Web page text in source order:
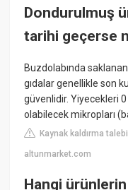
Dondurulmuş
tarihi geçerse
Buzdolabında
gıdalar genellikle son
güvenlidir. Yiyecekleri
olabilecek mikropları
Kaynak kaldırma talebi
altunmarket.com
Hangi